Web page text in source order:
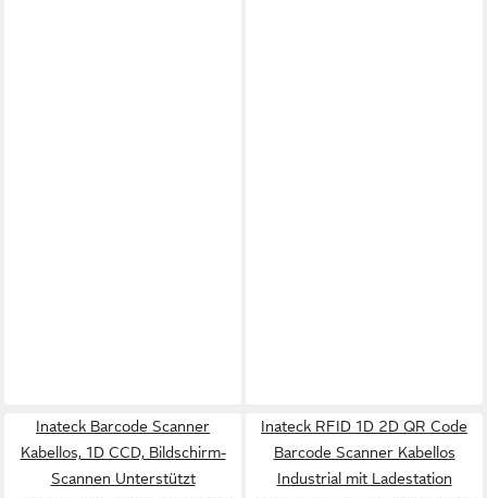
Inateck Barcode Scanner
Kabellos, 1D CCD, Bildschirm-
Scannen Unterstützt
Inateck RFID 1D 2D QR Code
Barcode Scanner Kabellos
Industrial mit Ladestation